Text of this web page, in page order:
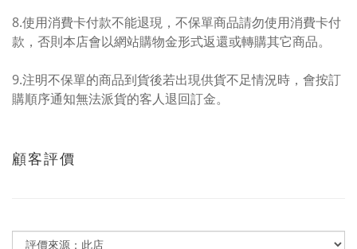
8.使用消費卡付款不能退現，不保單商品請勿使用消費卡付
款，否則本店會以網站購物金形式返還或轉購其它商品。
9.注明不保單的商品到貨後若出現供貨不足情況時，會按訂
購順序通知無法派貨的客人退回訂金。
顧客評價